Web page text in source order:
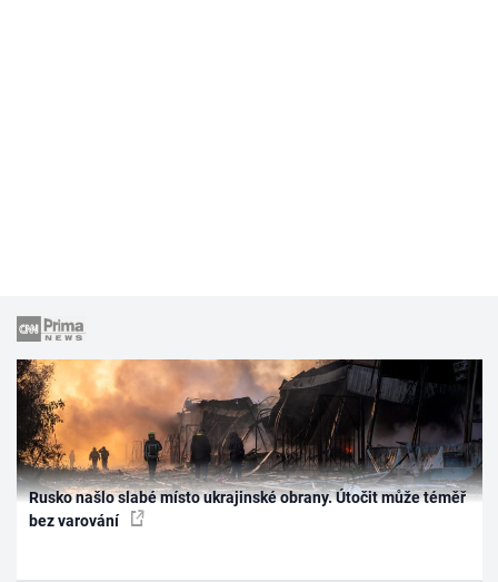
Rusko našlo slabé místo ukrajinské obrany. Útočit může téměř
bez varování